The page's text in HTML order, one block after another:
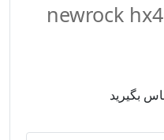
newrock
بگیرید